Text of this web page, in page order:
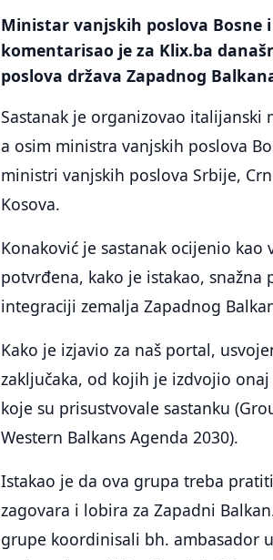
Ministar vanjskih poslova Bosne
komentarisao je za Klix.ba
poslova država Zapadnog
Sastanak je organizovao
a osim ministra vanjskih poslova
ministri vanjskih poslova Srbije,
Kosova.
Konaković je sastanak ocijenio
potvrđena, kako je istakao,
integraciji zemalja Zapadnog
Kako je izjavio za naš portal,
zaključaka, od kojih je izdvojio
koje su prisustvovale sastanku
Western Balkans Agenda 2030).
Istakao je da ova grupa treba
zagovara i lobira za Zapadni
grupe koordinisali bh. ambasador